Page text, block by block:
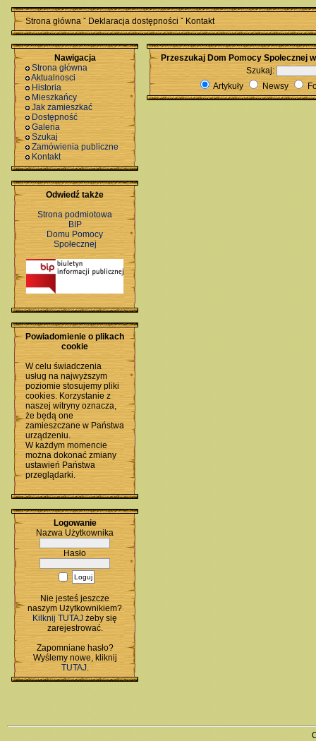
Strona główna ˇ Deklaracja dostępności ˇ Kontakt
Nawigacja
Strona główna
Aktualnosci
Historia
Mieszkańcy
Jak zamieszkać
Dostępność
Galeria
Szukaj
Zamówienia publiczne
Kontakt
Odwiedź także
Strona podmiotowa
BIP
Domu Pomocy
Społecznej
Powiadomienie o plikach
cookie
W celu świadczenia
usług na najwyższym
poziomie stosujemy pliki
cookies. Korzystanie z
naszej witryny oznacza,
że będą one
zamieszczane w Państwa
urządzeniu.
W każdym momencie
można dokonać zmiany
ustawień Państwa
przeglądarki.
Logowanie
Nazwa Użytkownika
Hasło
Nie jesteś jeszcze
naszym Użytkownikiem?
Kilknij TUTAJ żeby się
zarejestrować.
Zapomniane hasło?
Wyślemy nowe, kliknij
TUTAJ.
Przeszukaj Dom Pomocy Społecznej
Szukaj:
Artykuły
Newsy